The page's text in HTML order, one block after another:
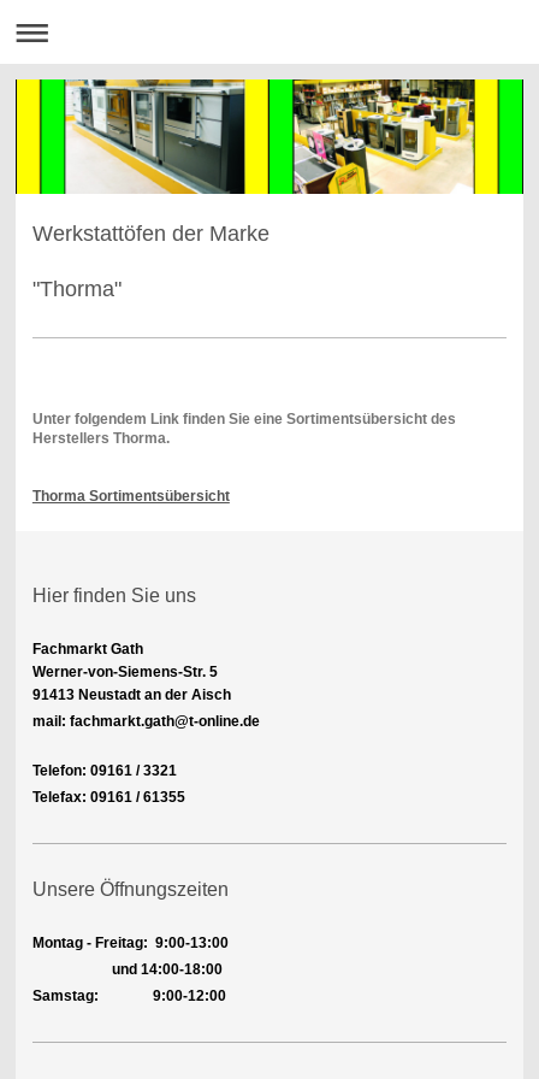
Werkstattöfen der Marke
"Thorma"
Unter folgendem Link finden Sie eine Sortimentsübersicht des
Herstellers Thorma.
Thorma Sortimentsübersicht
Hier finden Sie uns
Fachmarkt Gath
Werner-von-Siemens-Str. 5
91413 Neustadt an der Aisch
mail: fachmarkt.gath@t-online.de
Telefon: 09161 / 3321
Telefax: 09161 / 61355
Unsere Öffnungszeiten
Montag - Freitag: 9:00-13:00
und 14:00-18:00
Samstag: 9:00-12:00